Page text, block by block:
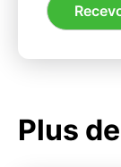
Plus